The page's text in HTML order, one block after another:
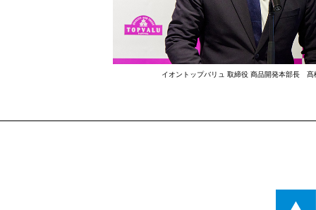
イオントップバリュ 取締役 商品開発本部長 髙